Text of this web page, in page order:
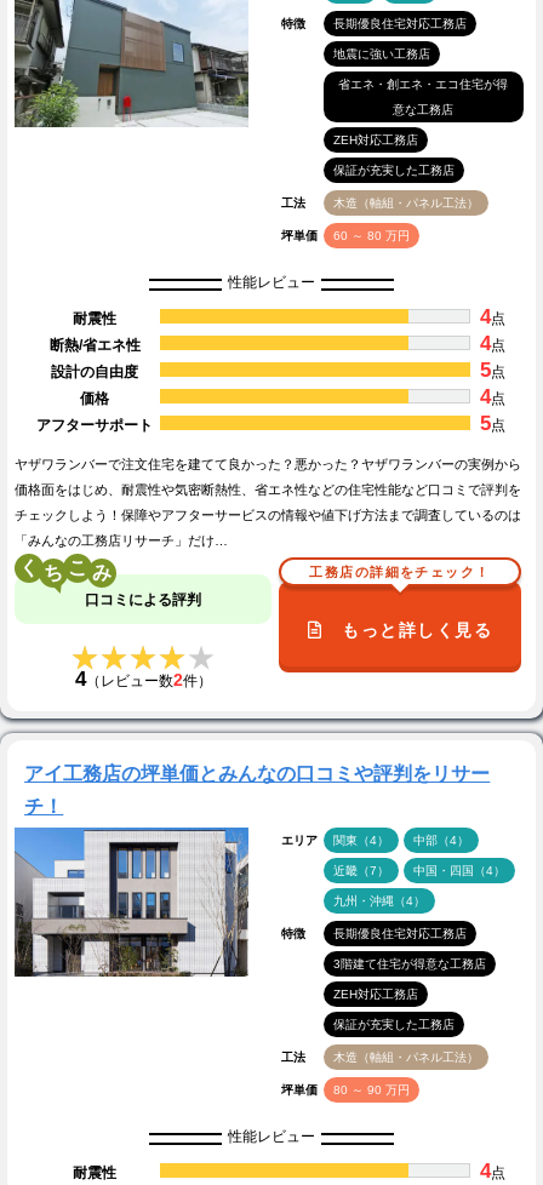
特徴 長期優良住宅対応工務店
地震に強い工務店
省エネ・創エネ・エコ住宅が得
意な工務店
ZEH対応工務店
保証が充実した工務店
工法 木造（軸組・パネル工法）
坪単価 60 ～ 80 万円
性能レビュー
耐震性 4点
断熱/省エネ性
4点
設計の自由度
5点
価格
4点
アフターサポート
5点
ヤザワランバーで注文住宅を建てて良かった？悪かった？ヤザワランバーの実例から
価格面をはじめ、耐震性や気密断熱性、省エネ性などの住宅性能など口コミで評判を
チェックしよう！保障やアフターサービスの情報や値下げ方法まで調査しているのは
「みんなの工務店リサーチ」だけ…
く こ
口コミによる評判
★★★★★
★★★★★
4（レビュー数2件）
工務店の詳細をチェック！
もっと詳しく見る
アイ工務店の坪単価とみんなの口コミや評判をリサー
チ！
エリア 関東（4） 中部（4）
近畿（7） 中国・四国（4）
九州・沖縄（4）
特徴 長期優良住宅対応工務店
3階建て住宅が得意な工務店
ZEH対応工務店
保証が充実した工務店
工法 木造（軸組・パネル工法）
坪単価 80 ～ 90 万円
性能レビュー
耐震性 4点